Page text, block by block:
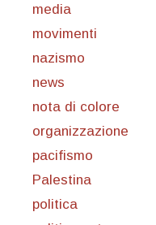
media
movimenti
nazismo
news
nota di colore
organizzazione
pacifismo
Palestina
politica